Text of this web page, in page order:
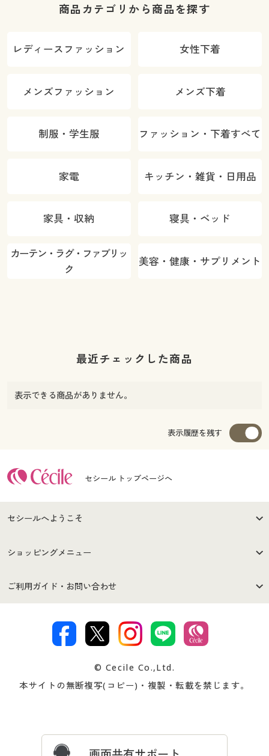
商品カテゴリから商品を探す
レディースファッション 女性下着
メンズファッション メンズ下着
制服・学生服 ファッション・下着すべて
家電 キッチン・雑貨・日用品
家具・収納 寝具・ベッド
カーテン・ラグ・ファブリッ
ク
美容・健康・サプリメント
最近チェックした商品
表示できる商品がありません。
表示履歴を残す
セシール トップページへ
セシールへようこそ
はじめての方へ
セシールご利用規約
著作権・商標について 会社案内
ショッピングメニュー
商品カテゴリ
プレゼント＆キャンペーン サイトマップ
ご利用ガイド・お問い合わせ
交換・返品は お支払は
ついて
忘れの場合
© Cecile Co.,Ltd.
本サイトの無断複写(コピー)・複製・転載を禁じます。